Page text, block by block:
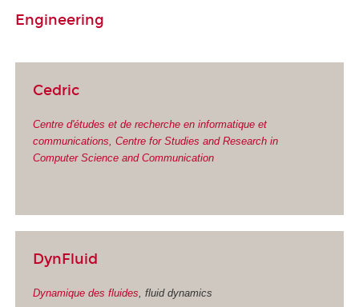
Engineering
Cedric
Centre d'études et de recherche en informatique et
communications, Centre for Studies and Research in
Computer Science and Communication
DynFluid
Dynamique des fluides , fluid dynamics